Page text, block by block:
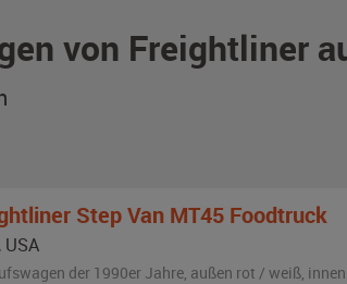
von Freightliner
Step Van MT45 Foodtruck
, USA
der 1990er Jahre, außen rot / weiß,